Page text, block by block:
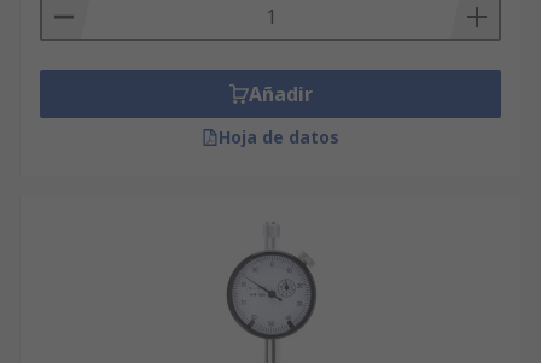
Añadir
Hoja de datos